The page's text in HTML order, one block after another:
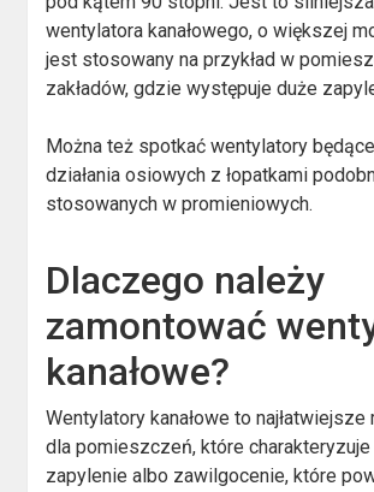
wentylatora kanałowego, o większej
jest stosowany na przykład w
zakładów, gdzie występuje duże
Można też spotkać wentylatory
działania osiowych z łopatkami
stosowanych w promieniowych.
Dlaczego należy
zamontować
kanałowe?
Wentylatory kanałowe to
dla pomieszczeń, które charakteryzuje
zapylenie albo zawilgocenie, które